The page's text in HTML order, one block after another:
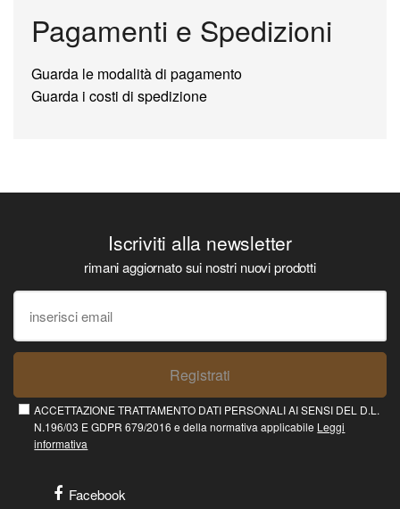
Pagamenti e Spedizioni
Guarda le modalità di pagamento
Guarda i costi di spedizione
Iscriviti alla newsletter
rimani aggiornato sui nostri nuovi prodotti
Registrati
ACCETTAZIONE TRATTAMENTO DATI PERSONALI AI SENSI DEL D.L.
N.196/03 E GDPR 679/2016 e della normativa applicabile Leggi
informativa
Facebook